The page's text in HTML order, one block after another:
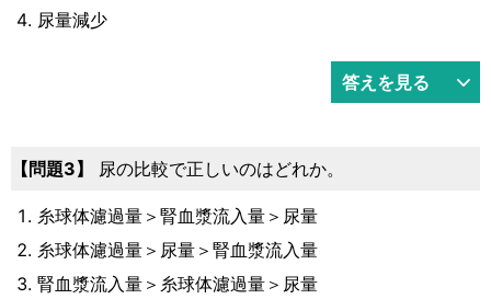
尿量減少
答えを見る
3 尿の比較で正しいのはどれか。
糸球体濾過量＞腎血漿流入量＞尿量
糸球体濾過量＞尿量＞腎血漿流入量
腎血漿流入量＞糸球体濾過量＞尿量